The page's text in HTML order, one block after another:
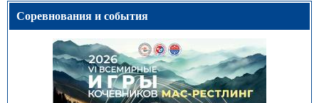
Соревнования и события